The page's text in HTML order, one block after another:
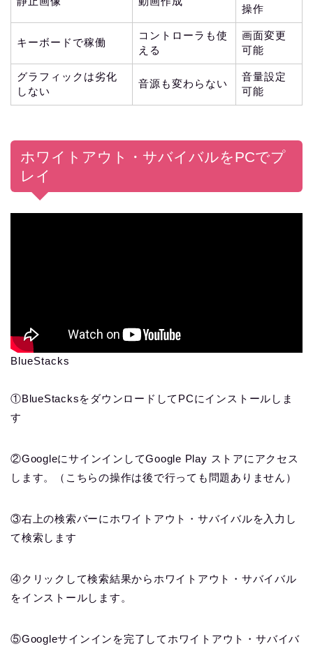
操作
キーボードで稼働
コントローラも使
える
画面変更
可能
グラフィックは劣化
しない
音源も変わらない
音量設定
可能
ホワイトアウト・サバイバルをPCでプ
レイ
BlueStacks
①BlueStacksをダウンロードしてPCにインストールしま
す
②GoogleにサインインしてGoogle Play ストアにアクセス
します。（こちらの操作は後で行っても問題ありません）
③右上の検索バーにホワイトアウト・サバイバルを入力し
て検索します
④クリックして検索結果からホワイトアウト・サバイバル
をインストールします。
⑤Googleサインインを完了してホワイトアウト・サバイバ